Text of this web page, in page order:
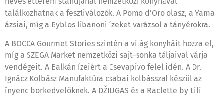
találkozhatnak a fesztiválozók. A Pomo d’Oro olasz, a Yama
ázsiai, míg a Byblos libanoni ízeket varázsol a tányérokra.
A BOCCA Gourmet Stories szintén a világ konyháit hozza el,
míg a SZEGA Market nemzetközi sajt–sonka táljaival várja
vendégeit. A Balkán ízeiért a Csevapivo felel idén. A Dr.
Ignácz Kolbász Manufaktúra csabai kolbásszal készül az
ínyenc borkedvelőknek. A DŽIUGAS és a Raclette by Lili